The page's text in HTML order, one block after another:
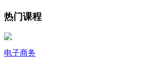
热门课程
电子商务